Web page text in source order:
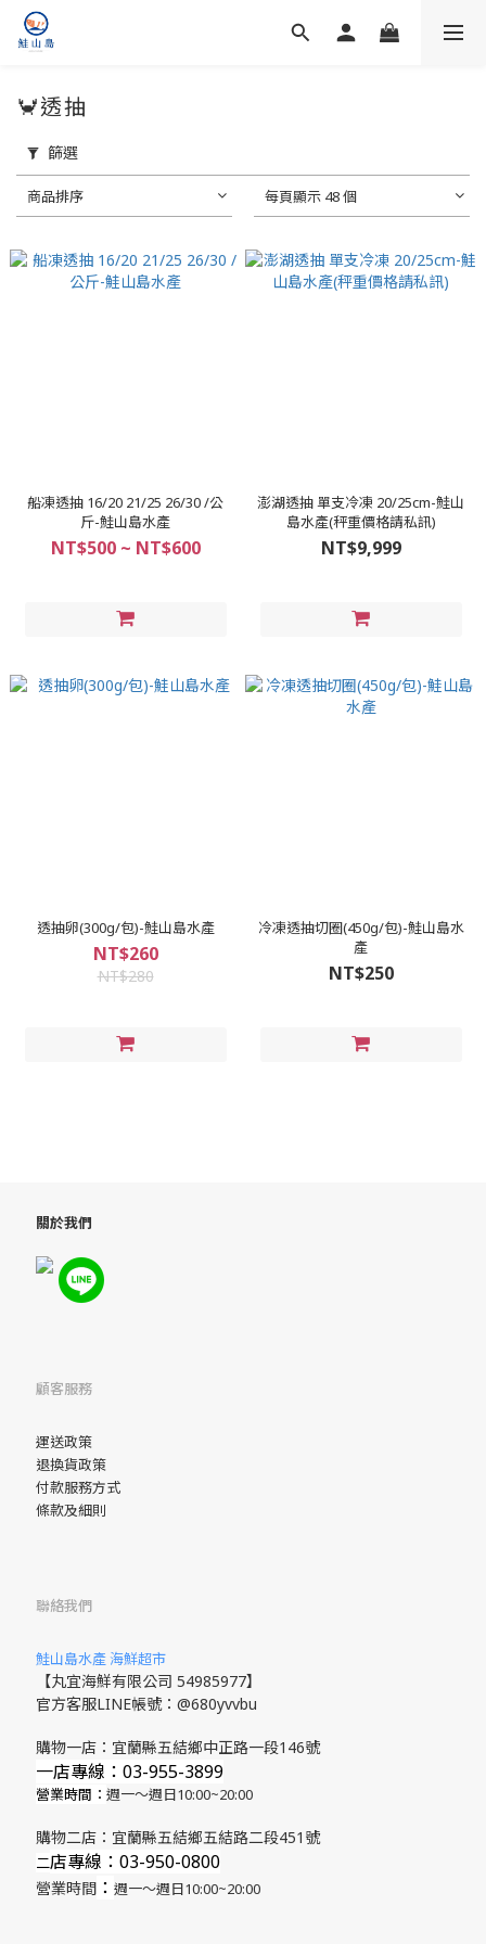
🦀透抽
篩選
商品排序 每頁顯示 48 個
船凍透抽 16/20 21/25 26/30 /公
斤-鮭山島水產
NT$500 ~ NT$600
澎湖透抽 單支冷凍 20/25cm-鮭山
島水產(秤重價格請私訊)
NT$9,999
透抽卵(300g/包)-鮭山島水產
NT$260
NT$280
冷凍透抽切圈(450g/包)-鮭山島水
產
NT$250
關於我們
顧客服務
運送政策
退換貨政策
付款服務方式
條款及細則
聯絡我們
鮭山島水產 海鮮超市
【丸宜海鮮有限公司 54985977】
官方客服LINE帳號：@680yvvbu
購物一店：宜蘭縣五結鄉中正路一段146號
一店專線：03-955-3899
營業時間： 週一～週日10:00~20:00
購物二店：宜蘭縣五結鄉五結路二段451號
​二店專線 ：03-950-0800
營業時間 ： 週一～週日10:00~20:00